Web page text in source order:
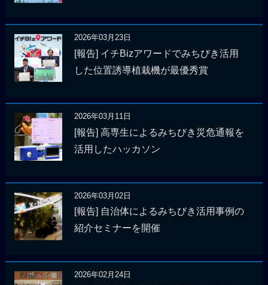
2026年03月23日
[報告] イチBizアワードでみちびき活用
した位置誘導植栽機が最優秀賞
2026年03月11日
[報告] 高専生によるみちびき災危通報を
活用したハッカソン
2026年03月02日
[報告] 自治体によるみちびき活用事例の
紹介セミナーを開催
2026年02月24日